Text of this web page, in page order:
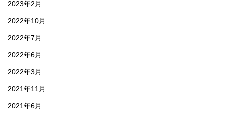
2023年2月
2022年10月
2022年7月
2022年6月
2022年3月
2021年11月
2021年6月